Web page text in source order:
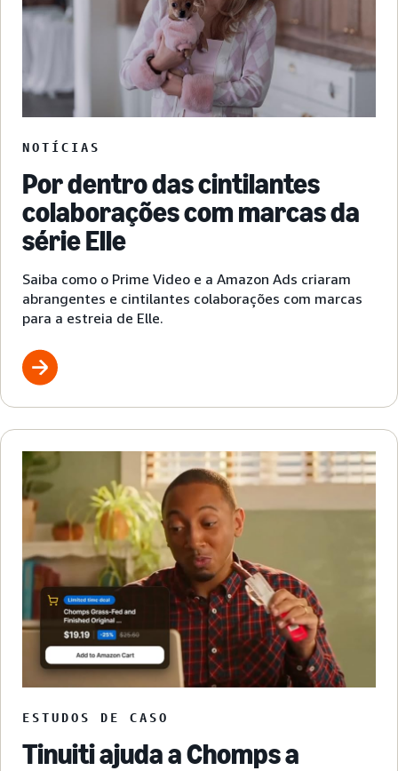
NOTÍCIAS
Por dentro das cintilantes
colaborações com marcas da
série Elle
Saiba como o Prime Video e a Amazon Ads criaram
abrangentes e cintilantes colaborações com marcas
para a estreia de Elle.
ESTUDOS DE CASO
Tinuiti ajuda a Chomps a